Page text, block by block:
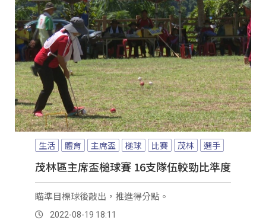
生活 體育 主席盃 槌球 比賽 茂林 選手
茂林區主席盃槌球賽 16支隊伍較勁比準度
瞄準目標球後敲出，推進得分點。
2022-08-19 18:11